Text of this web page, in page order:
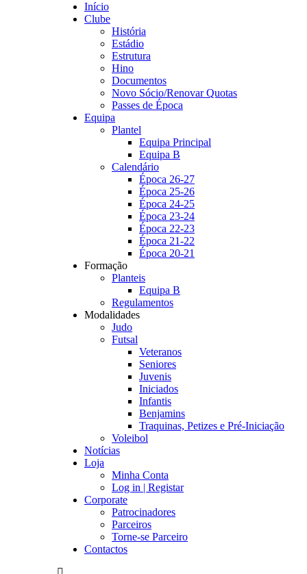
Início
Clube
História
Estádio
Estrutura
Hino
Documentos
Novo Sócio/Renovar Quotas
Passes de Época
Equipa
Plantel
Equipa Principal
Equipa B
Calendário
Época 26-27
Época 25-26
Época 24-25
Época 23-24
Época 22-23
Época 21-22
Época 20-21
Formação
Planteis
Equipa B
Regulamentos
Modalidades
Judo
Futsal
Veteranos
Seniores
Juvenis
Iniciados
Infantis
Benjamins
Traquinas, Petizes e Pré-Iniciação
Voleibol
Notícias
Loja
Minha Conta
Log in | Registar
Corporate
Patrocinadores
Parceiros
Torne-se Parceiro
Contactos